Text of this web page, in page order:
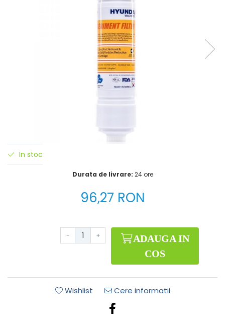
In stoc
Durata de livrare: 24 ore
96,27 RON
- +
ADAUGA IN
COS
Wishlist Cere informatii